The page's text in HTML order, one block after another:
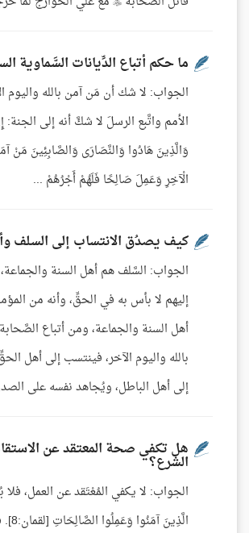
ما حكم أتباع الدِّيانات السَّماوية
الجواب: لا شك أن مَن آمن بالله واليوم
الأمم واتَّبع الرسلَ لا شكَّ أنه إلى الجنة:
وَالَّذِينَ هَادُوا وَالنَّصَارَى وَالصَّابِئِينَ مَنْ
الْآخِرِ وَعَمِلَ صَالِحًا فَلَهُمْ أَجْرُهُمْ ...
كيف يصدُق الانتساب إلى السلف
الجواب: السَّلف هم أهل السنة
إليهم لا بأس به في الحقِّ، وأنه من
أهل السنة والجماعة، ومن أتباع
بالله واليوم الآخر، فينتسب إلى أهل
إلى أهل الباطل، ويُجاهد نفسه على
هل تكفي صحة المعتقد عن
الشرع؟
الجواب: لا يكفي المُعْتَقد عن العمل،